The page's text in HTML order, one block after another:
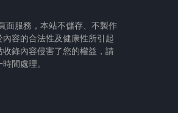
面服務，本站不儲存、不製作
容的合法性及健康性所引起
錄內容侵害了您的權益，請
間處理。